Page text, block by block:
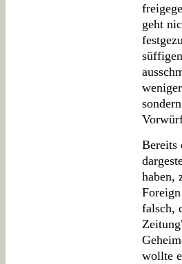
geht
Bereits
haben,
falsch,
wollte